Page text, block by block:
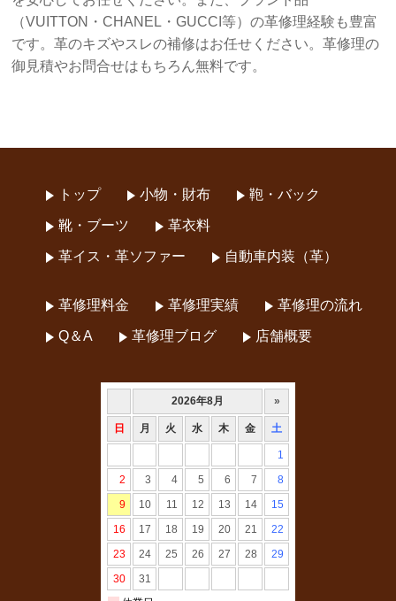
（VUITTON・CHANEL・GUCCI等）の革修理経験も豊富
です。革のキズやスレの補修はお任せください。革修理の
御見積やお問合せはもちろん無料です。
トップ 小物・財布 鞄・バック
靴・ブーツ 革衣料
革イス・革ソファー 自動車内装（革）
革修理料金 革修理実績 革修理の流れ
Q＆A 革修理ブログ 店舗概要